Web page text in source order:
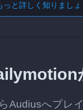
っと詳しく知りましょ
Audiusへプレ